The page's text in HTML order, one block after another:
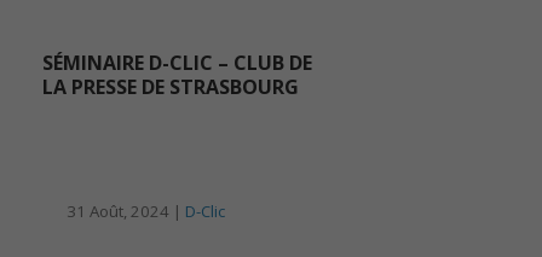
SÉMINAIRE D-CLIC – CLUB DE
LA PRESSE DE STRASBOURG
31 Août, 2024 | D-Clic